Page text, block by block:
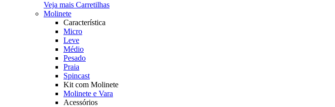
Veja mais Carretilhas
Molinete
Característica
Micro
Leve
Médio
Pesado
Praia
Spincast
Kit com Molinete
Molinete e Vara
Acessórios